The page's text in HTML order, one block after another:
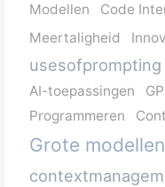
Modellen
Code
Meertaligheid
usesofprompting
AI-toepassingen
Programmeren
Grote modellen